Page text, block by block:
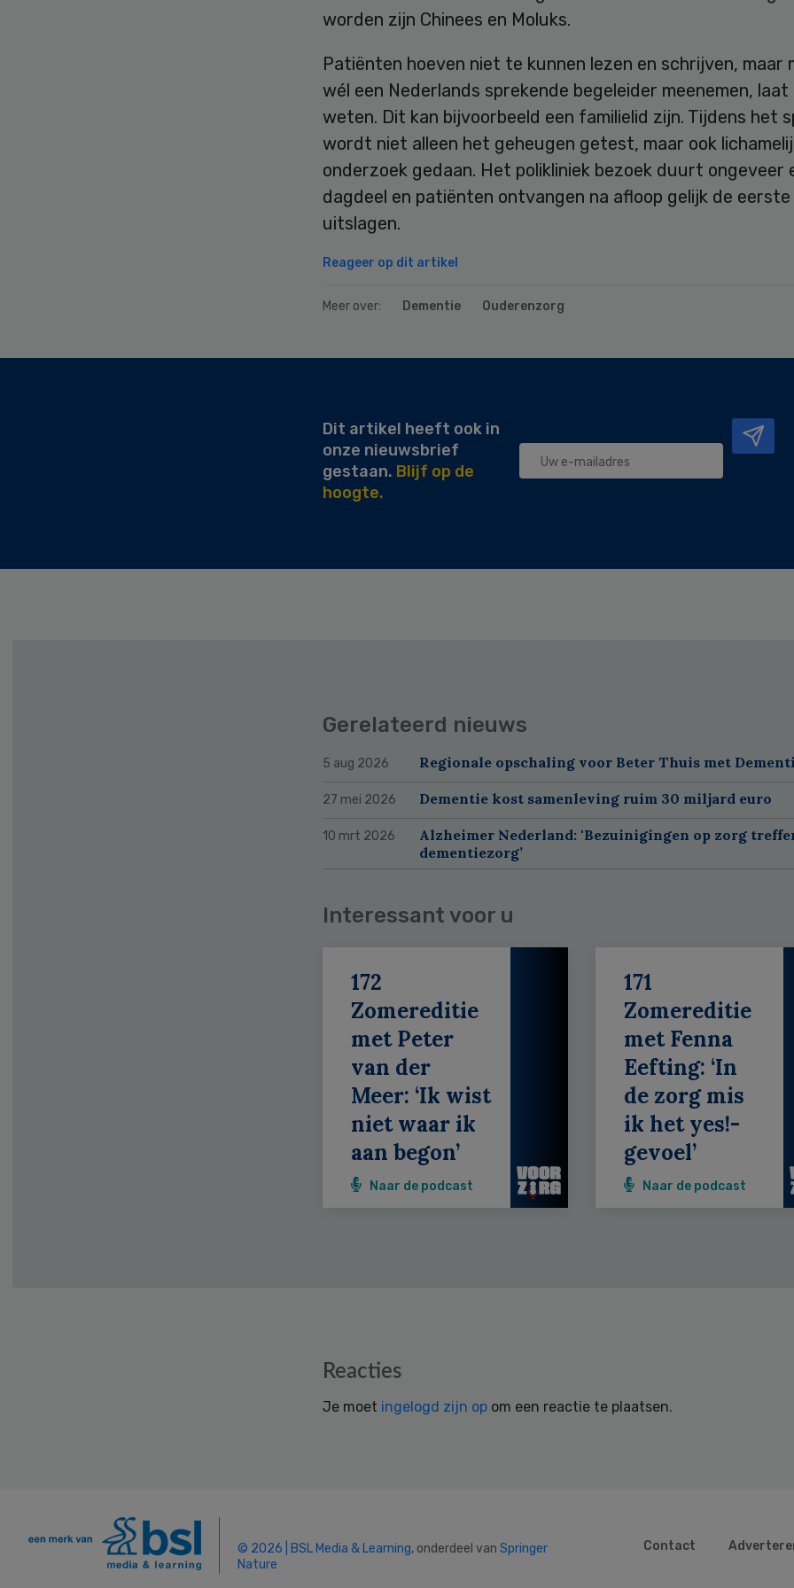
worden zijn Chinees en Moluks.
Patiënten hoeven niet te kunnen lezen en schrijven, maar
wél een Nederlands sprekende begeleider meenemen, laat
weten. Dit kan bijvoorbeeld een familielid zijn. Tijdens het
wordt niet alleen het geheugen getest, maar ook
onderzoek gedaan. Het polikliniek bezoek duurt ongeveer
dagdeel en patiënten ontvangen na afloop gelijk de eerste
uitslagen.
Reageer op dit artikel
Meer over: Dementie Ouderenzorg
Dit artikel heeft ook in
onze nieuwsbrief
gestaan. Blijf op de
hoogte.
Gerelateerd nieuws
5 aug 2026 Regionale opschaling voor Beter Thuis met
27 mei 2026 Dementie kost samenleving ruim 30 miljard euro
10 mrt 2026
Alzheimer Nederland: 'Bezuinigingen op zorg
dementiezorg’
Interessant voor u
172
Zomereditie
met Peter
van der
Meer: ‘Ik wist
niet waar ik
aan begon’
Naar de podcast
171
Zomereditie
met Fenna
Eefting: ‘In
de zorg mis
ik het yes!-
gevoel’
Naar de podcast
Reacties
Je moet ingelogd zijn op om een reactie te plaatsen.
© 2026 | BSL Media & Learning, onderdeel van Springer
Nature
Contact